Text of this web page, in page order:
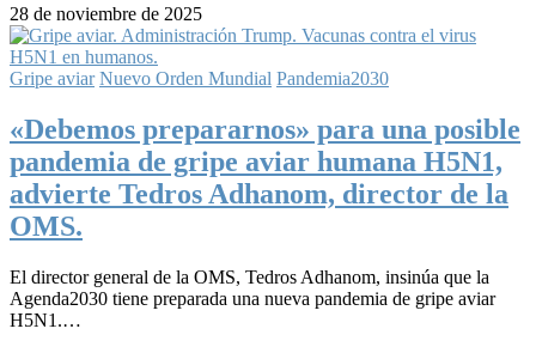
28 de noviembre de 2025
Gripe aviar Nuevo Orden Mundial Pandemia2030
«Debemos prepararnos» para una posible
pandemia de gripe aviar humana H5N1,
advierte Tedros Adhanom, director de la
OMS.
El director general de la OMS, Tedros Adhanom, insinúa que la
Agenda2030 tiene preparada una nueva pandemia de gripe aviar
H5N1.…